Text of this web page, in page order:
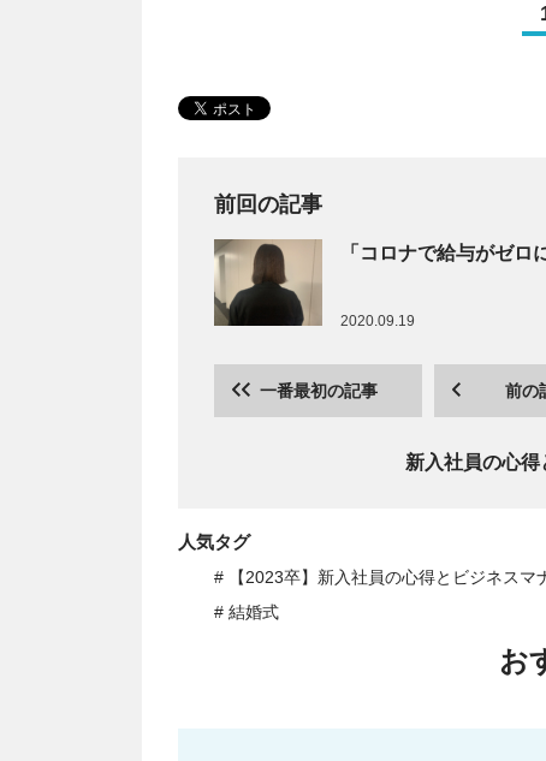
前回の記事
「コロナで給与がゼ
2020.09.19
一番最初の記事 前の
新入社員の心
人気タグ
# 【2023卒】新入社員の心得とビジネスマ
# 結婚式
お